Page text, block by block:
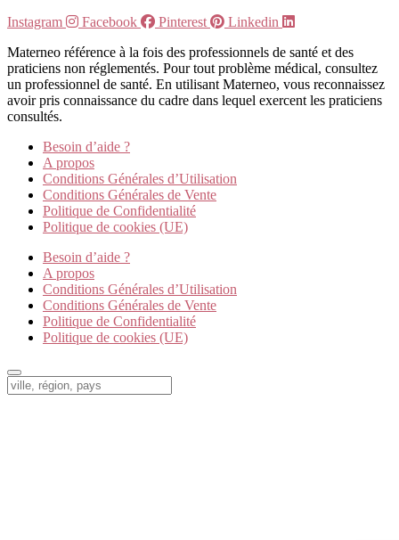
Instagram
Facebook Pinterest
Linkedin
Materneo référence à la fois des professionnels de santé et des
praticiens non réglementés. Pour tout problème médical, consultez
un professionnel de santé. En utilisant Materneo, vous reconnaissez
avoir pris connaissance du cadre dans lequel exercent les praticiens
consultés.
Besoin d’aide ?
A propos
Conditions Générales d’Utilisation
Conditions Générales de Vente
Politique de Confidentialité
Politique de cookies (UE)
Besoin d’aide ?
A propos
Conditions Générales d’Utilisation
Conditions Générales de Vente
Politique de Confidentialité
Politique de cookies (UE)